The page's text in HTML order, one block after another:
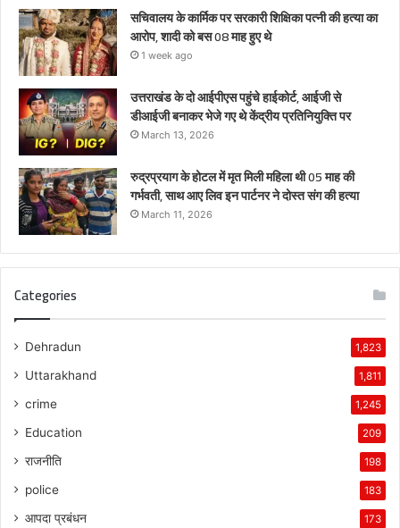
सचिवालय के कार्मिक पर सरकारी शिक्षिका पत्नी की हत्या का
आरोप, शादी को बस 08 माह हुए थे
1 week ago
उत्तराखंड के दो आईपीएस पहुंचे हाईकोर्ट, आईजी से
डीआईजी बनाकर भेजे गए थे केंद्रीय प्रतिनियुक्ति पर
March 13, 2026
रुद्रप्रयाग के होटल में मृत मिली महिला थी 05 माह की
गर्भवती, साथ आए लिव इन पार्टनर ने दोस्त संग की हत्या
March 11, 2026
Categories
Dehradun 1,823
Uttarakhand 1,811
crime 1,245
Education 209
राजनीति 198
police 183
आपदा प्रबंधन 173